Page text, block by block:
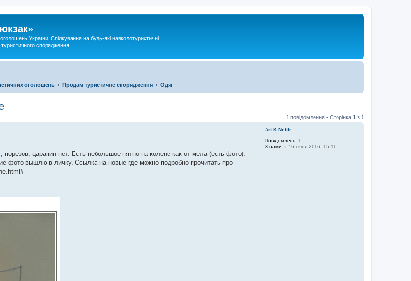
України. Спілкування на будь-які навколотуристичні
спорядження
оголошень Продам туристичне спорядження Одяг
1 повідомлення • Сторінка 1 з 1
Art.K.Nettle
Повідомлень: 1
З нами з: 16 січня 2016, 15:11
царапин нет. Есть небольшое пятно на колене как от мела (есть фото).
фото вышлю в личку. Ссылка на новые где можно подробно прочитать про